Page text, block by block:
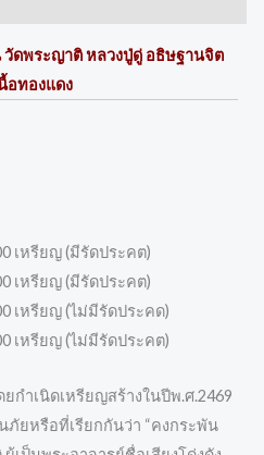
ดพระญาติ หลวงปู่ดู่ อธิษฐานจิต
อทองแดง
เหรียญ (มีรัดประคต)
เหรียญ (มีรัดประคต)
เหรียญ (ไม่มีรัดประคด)
เหรียญ (ไม่มีรัดประคต)
กำเนิดเหรียญสร้างในปีพ.ศ.2469
ยหรือที่เรียกกันว่า “คงกระพัน